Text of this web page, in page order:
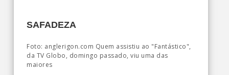
SAFADEZA
Foto: anglerigon.com Quem assistiu ao "Fantástico",
da TV Globo, domingo passado, viu uma das
maiores